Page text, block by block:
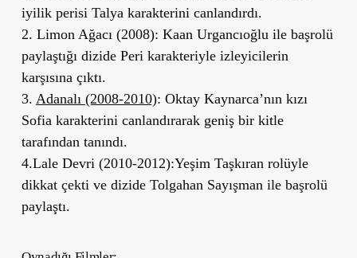
iyilik perisi Talya karakterini canlandırdı.
2. Limon Ağacı (2008): Kaan Urgancıoğlu ile başrolü
paylaştığı dizide Peri karakteriyle izleyicilerin
karşısına çıktı.
3. Adanalı (2008-2010): Oktay Kaynarca’nın kızı
Sofia karakterini canlandırarak geniş bir kitle
tarafından tanındı.
4.Lale Devri (2010-2012):Yeşim Taşkıran rolüyle
dikkat çekti ve dizide Tolgahan Sayışman ile başrolü
paylaştı.